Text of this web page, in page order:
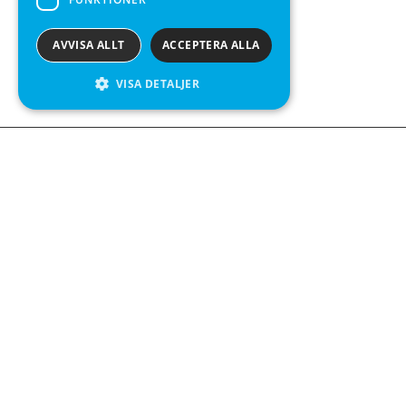
ACCEPTERA ALLA
AVVISA ALLT
VISA DETALJER